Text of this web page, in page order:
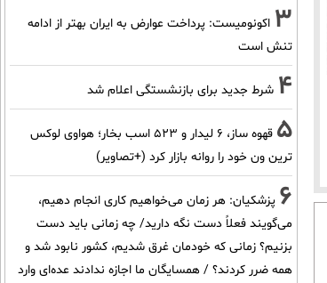
3 اکونومیست: پرداخت عوارض به ایران بهتر از ادامه
تنش است
4 شرط جدید برای بازنشستگی اعلام شد
5
قهوه ساز، 6 لیدار و 523 اسب بخار؛ هواوی لوکس
ترین ون خود را روانه بازار کرد (+تصاویر)
6 پزشکیان: هر زمان می‌خواهیم کاری انجام دهیم،
می‌گویند فعلاً دست نگه دارید/ چه زمانی باید دست
بزنیم؟ زمانی که خودمان غرق شدیم، کشور نابود شد و
همه ضرر کردند؟ / همسایگان ما اجازه ندادند عده‌ای وارد